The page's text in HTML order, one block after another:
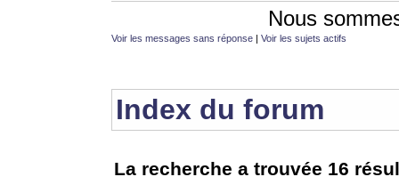
Nous
Voir les messages sans réponse | Voir les sujets actifs
Index du forum
La recherche a trouvée 16